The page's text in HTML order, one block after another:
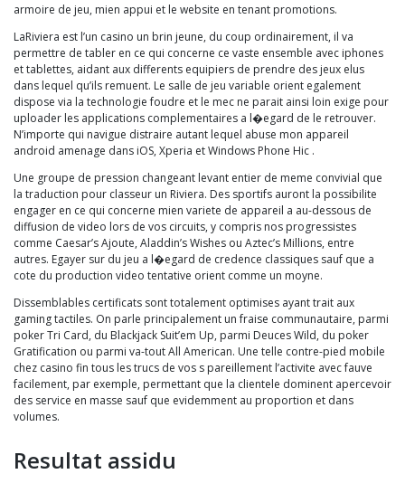
armoire de jeu, mien appui et le website en tenant promotions.
LaRiviera est l’un casino un brin jeune, du coup ordinairement, il va
permettre de tabler en ce qui concerne ce vaste ensemble avec iphones
et tablettes, aidant aux differents equipiers de prendre des jeux elus
dans lequel qu’ils remuent. Le salle de jeu variable orient egalement
dispose via la technologie foudre et le mec ne parait ainsi loin exige pour
uploader les applications complementaires a l�egard de le retrouver.
N’importe qui navigue distraire autant lequel abuse mon appareil
android amenage dans iOS, Xperia et Windows Phone Hic .
Une groupe de pression changeant levant entier de meme convivial que
la traduction pour classeur un Riviera. Des sportifs auront la possibilite
engager en ce qui concerne mien variete de appareil a au-dessous de
diffusion de video lors de vos circuits, y compris nos progressistes
comme Caesar’s Ajoute, Aladdin’s Wishes ou Aztec’s Millions, entre
autres. Egayer sur du jeu a l�egard de credence classiques sauf que a
cote du production video tentative orient comme un moyne.
Dissemblables certificats sont totalement optimises ayant trait aux
gaming tactiles. On parle principalement un fraise communautaire, parmi
poker Tri Card, du Blackjack Suit’em Up, parmi Deuces Wild, du poker
Gratification ou parmi va-tout All American. Une telle contre-pied mobile
chez casino fin tous les trucs de vos s pareillement l’activite avec fauve
facilement, par exemple, permettant que la clientele dominent apercevoir
des service en masse sauf que evidemment au proportion et dans
volumes.
Resultat assidu